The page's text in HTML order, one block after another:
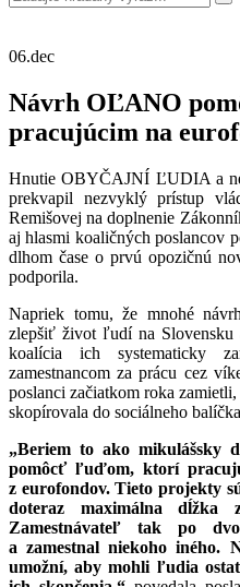
06.dec
Návrh OĽANO
pracujúcim na
Hnutie OBYČAJNÍ ĽUDIA a
prekvapil nezvyklý prístup
Remišovej na doplnenie
aj hlasmi koaličných poslancov
dlhom čase o prvú opozičnú
podporila.
Napriek tomu, že mnohé
zlepšiť život ľudí na Slovensku
koalícia ich systematicky
zamestnancom za prácu cez
poslanci začiatkom roka
skopírovala do sociálneho
„Beriem to ako mikulášsky
pomôcť ľuďom, ktorí
z eurofondov. Tieto projekty
doteraz maximálna dĺžka
Zamestnávateľ tak po
a zamestnal niekoho iného.
umožní, aby mohli ľudia